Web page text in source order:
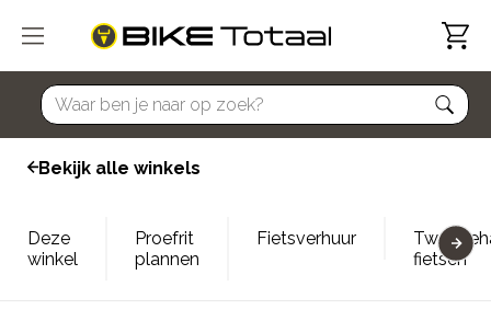
home
Bekijk alle winkels
Deze
winkel
Proefrit
plannen
Fietsverhuur
fietsen